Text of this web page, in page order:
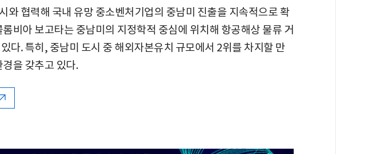
와 협력해 국내 유망 중소벤처기업의 중남미 진출을 지속적으로 확
비아 보고타는 중남미의 지정학적 중심에 위치해 항공해상 물류 거
다. 특히, 중남미 도시 중 해외자본유치 규모에서 2위를 차지할 만
을 갖추고 있다.